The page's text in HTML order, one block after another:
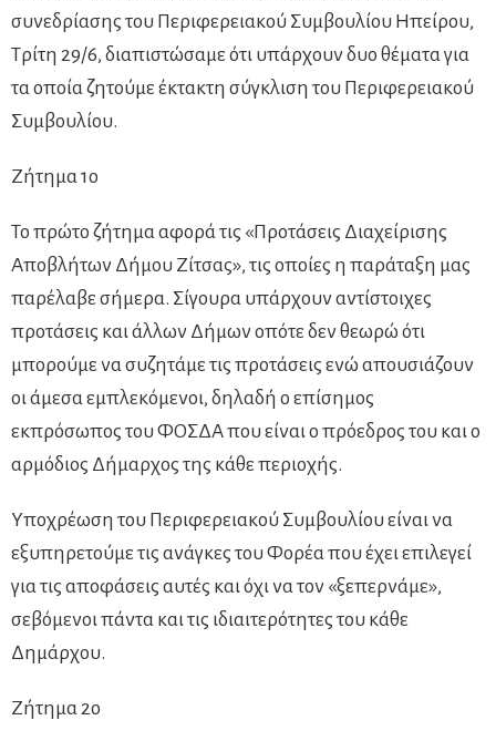
συνεδρίασης του Περιφερειακού Συμβουλίου Ηπείρου,
Τρίτη 29/6, διαπιστώσαμε ότι υπάρχουν δυο θέματα για
τα οποία ζητούμε έκτακτη σύγκλιση του Περιφερειακού
Συμβουλίου.
Ζήτημα 1ο
Το πρώτο ζήτημα αφορά τις «Προτάσεις Διαχείρισης
Αποβλήτων Δήμου Ζίτσας», τις οποίες η παράταξη μας
παρέλαβε σήμερα. Σίγουρα υπάρχουν αντίστοιχες
προτάσεις και άλλων Δήμων οπότε δεν θεωρώ ότι
μπορούμε να συζητάμε τις προτάσεις ενώ απουσιάζουν
οι άμεσα εμπλεκόμενοι, δηλαδή ο επίσημος
εκπρόσωπος του ΦΟΣΔΑ που είναι ο πρόεδρος του και ο
αρμόδιος Δήμαρχος της κάθε περιοχής.
Υποχρέωση του Περιφερειακού Συμβουλίου είναι να
εξυπηρετούμε τις ανάγκες του Φορέα που έχει επιλεγεί
για τις αποφάσεις αυτές και όχι να τον «ξεπερνάμε»,
σεβόμενοι πάντα και τις ιδιαιτερότητες του κάθε
Δημάρχου.
Ζήτημα 2ο